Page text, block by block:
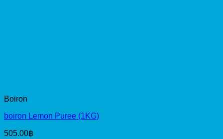
Boiron
boiron Lemon Puree (1KG)
505.00฿